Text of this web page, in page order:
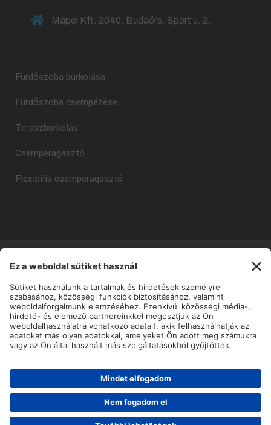
Mapei Kft. 2040. Budaörs, Sport u. 2.
Fürdőszoba burkolása
Fürdőszoba csempézése
Teraszburkolás
Csemperagasztó
Flexibilis csemperagasztó
Copyright © Mapei Kft - 2025